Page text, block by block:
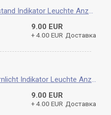
Mercedes TN T1N Bremer Ölstand Indikator Leuchte Anzeige Signalleuchte Warnleuchte original A0015451815
9.00 EUR
+ 4.00 EUR Доставка
Mercedes TN T1N Bremer Fernlicht Indikator Leuchte Anzeige Signalleuchte Warnleuchte original A0015451815
9.00 EUR
+ 4.00 EUR Доставка